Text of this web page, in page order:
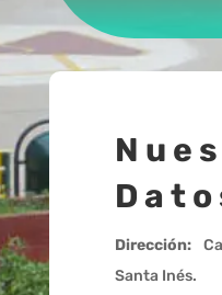
Dirección:
Santa Inés.